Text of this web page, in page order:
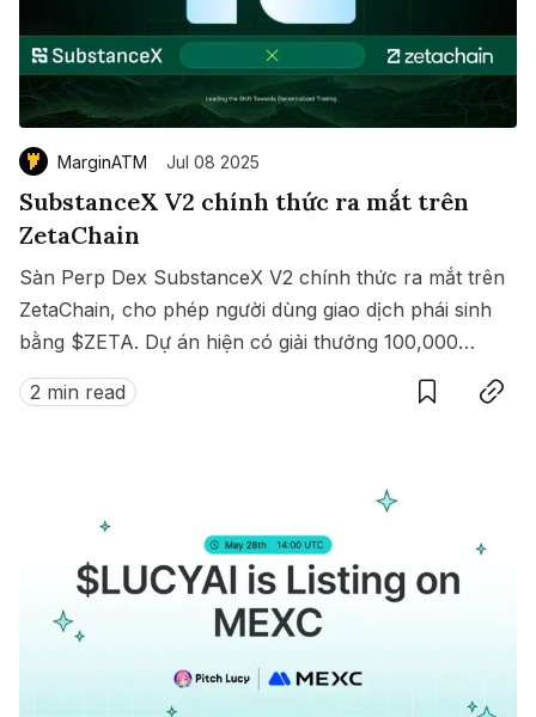
MarginATM Jul 08 2025
SubstanceX V2 chính thức ra mắt trên
ZetaChain
Sàn Perp Dex SubstanceX V2 chính thức ra mắt trên
ZetaChain, cho phép người dùng giao dịch phái sinh
bằng $ZETA. Dự án hiện có giải thưởng 100,000
$ZETA diễn ra từ 8 đến 15/07/2025.
2 min read
SaveCopy link